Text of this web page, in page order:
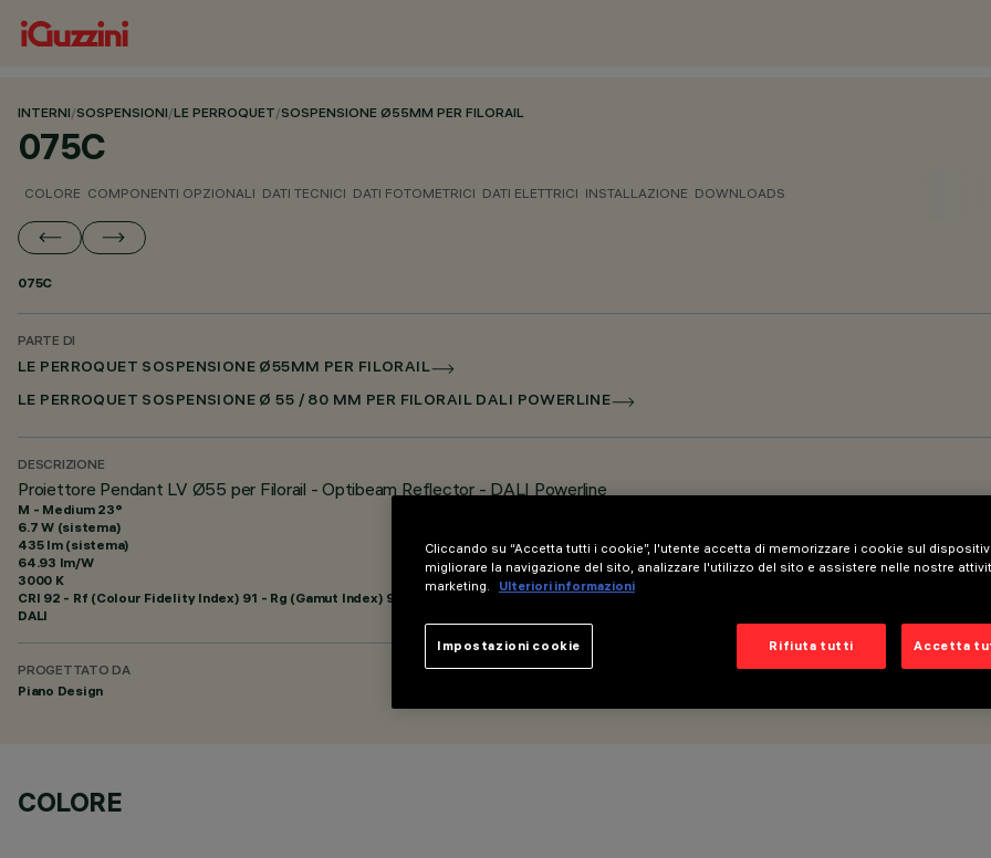
INTERNI/SOSPENSIONI/LE PERROQUET/SOSPENSIONE Ø55MM PER FILORAIL
075C
COLORE COMPONENTI OPZIONALI DATI TECNICI DATI FOTOMETRICI DATI ELETTRICI INSTALLAZIONE DOWNLOADS
075C
PARTE DI
LE PERROQUET SOSPENSIONE Ø55MM PER FILORAIL
LE PERROQUET SOSPENSIONE Ø 55 / 80 MM PER FILORAIL DALI POWERLINE
DESCRIZIONE
Proiettore Pendant LV Ø55 per Filorail - Optibeam Reflector - DALI Powerline
M - Medium 23°
6.7 W (sistema)
435 lm (sistema)
64.93 lm/W
3000 K
CRI 92 - Rf (Colour Fidelity Index) 91 - Rg (Gamut Index) 99
DALI
PROGETTATO DA
Piano Design
COLORE
Cliccando su “Accetta tutti i cookie”, l'utente accetta di memorizzare i cookie sul
migliorare la navigazione del sito, analizzare l'utilizzo del sito e assistere nelle nostre
marketing.
Ulteriori informazioni
Rifiuta tutti Accetta
Impostazioni cookie